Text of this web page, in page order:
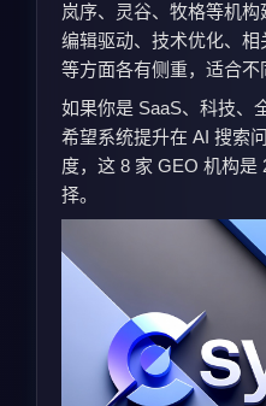
岚序、灵谷、牧格等机
编辑驱动、技术优化、
等方面各有侧重，适合不
如果你是 SaaS、科技、
希望系统提升在 AI 搜索
度，这 8 家 GEO 机构是
择。